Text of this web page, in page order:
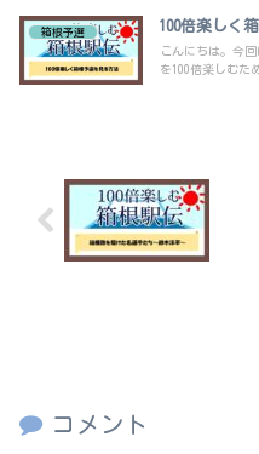
箱根予選 100倍楽しく
こんにちは。今
を100倍楽しむた
コメント